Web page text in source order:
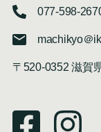
077-598-
machikyo＠
〒520-0352 滋賀